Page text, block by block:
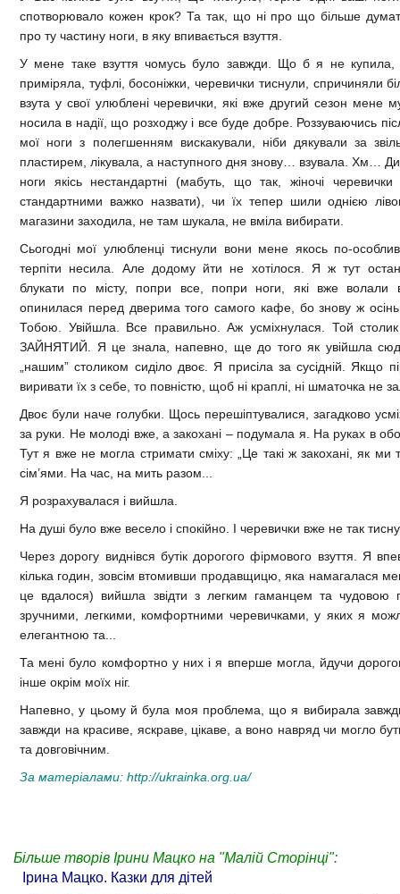
спотворювало кожен крок? Та так, що ні про що більше
про ту частину ноги, в яку впивається взуття.
У мене таке взуття чомусь було завжди. Що б я не купила,
приміряла, туфлі, босоніжки, черевички тиснули, спричиняли
взута у свої улюблені черевички, які вже другий сезон мене
носила в надії, що розходжу і все буде добре. Роззуваючись
мої ноги з полегшенням вискакували, ніби дякували за
пластирем, лікувала, а наступного дня знову… взувала. Хм…
ноги якісь нестандартні (мабуть, що так, жіночі черевички
стандартними важко назвати), чи їх тепер шили однією
магазини заходила, не там шукала, не вміла вибирати.
Сьогодні мої улюбленці тиснули вони мене якось по-
терпіти несила. Але додому йти не хотілося. Я ж тут
блукати по місту, попри все, попри ноги, які вже волали
опинилася перед дверима того самого кафе, бо знову ж
Тобою. Увійшла. Все правильно. Аж усміхнулася. Той
ЗАЙНЯТИЙ. Я це знала, напевно, ще до того як увійшла
„нашим” столиком сиділо двоє. Я присіла за сусідній. Якщо
виривати їх з себе, то повністю, щоб ні краплі, ні шматочка не
Двоє були наче голубки. Щось перешіптувалися, загадково
за руки. Не молоді вже, а закохані – подумала я. На руках в
Тут я вже не могла стримати сміху: „Це такі ж закохані, як ми
сім’ями. На час, на мить разом...
Я розрахувалася і вийшла.
На душі було вже весело і спокійно. І черевички вже не так
Через дорогу виднівся бутік дорогого фірмового взуття. Я
кілька годин, зовсім втомивши продавщицю, яка намагалася
це вдалося) вийшла звідти з легким гаманцем та чудовою
зручними, легкими, комфортними черевичками, у яких я
елегантною та...
Та мені було комфортно у них і я вперше могла, йдучи
інше окрім моїх ніг.
Напевно, у цьому й була моя проблема, що я вибирала
завжди на красиве, яскраве, цікаве, а воно навряд чи могло
та довговічним.
За матеріалами: http://ukrainka.org.ua/
Більше творів Ірини Мацко на "Малій Сторінці":
Ірина Мацко. Казки для дітей